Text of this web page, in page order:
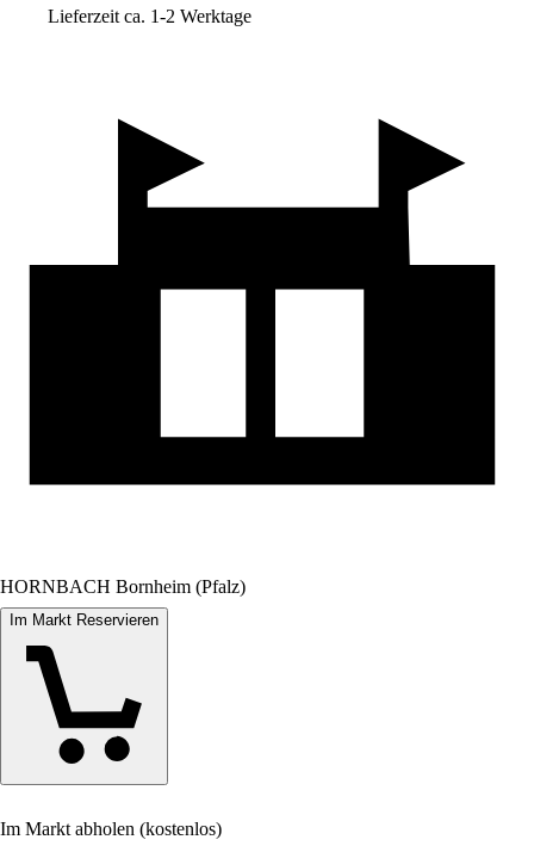
Lieferzeit ca. 1-2 Werktage
HORNBACH Bornheim (Pfalz)
Im Markt Reservieren
Im Markt abholen (kostenlos)